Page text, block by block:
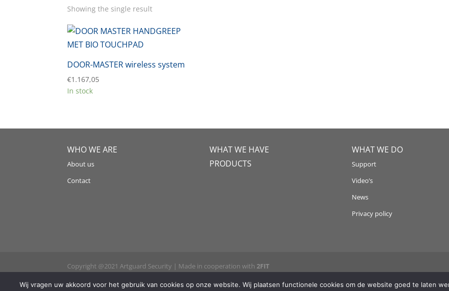
Showing the single result
DOOR-MASTER wireless system
€1.167,05
In stock
WHO WE ARE
About us
Contact
WHAT WE HAVE
PRODUCTS
WHAT WE DO
Support
Video’s
News
Privacy policy
Copyright @2021 Artguard Security | Made in cooperation with 2FIT
Wij vragen uw akkoord voor het gebruik van cookies op onze website. Wij plaatsen functionele cookies om de website goed te laten